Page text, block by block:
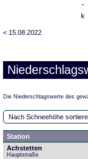
-
k
< 15.08.2022
Die Niederschlagswerte des
Nach Schneehöhe
Station
Achstetten
Hauptstraße